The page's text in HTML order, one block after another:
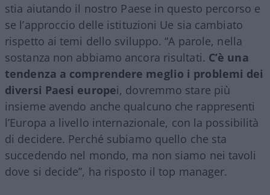
stia aiutando il nostro Paese in questo percorso e
se l’approccio delle istituzioni Ue sia cambiato
rispetto ai temi dello sviluppo. “A parole, nella
sostanza non abbiamo ancora risultati. C’è una
tendenza a comprendere meglio i problemi dei
diversi Paesi europei, dovremmo stare più
insieme avendo anche qualcuno che rappresenti
l’Europa a livello internazionale, con la possibilità
di decidere. Perché subiamo quello che sta
succedendo nel mondo, ma non siamo nei tavoli
dove si decide”, ha risposto il top manager.